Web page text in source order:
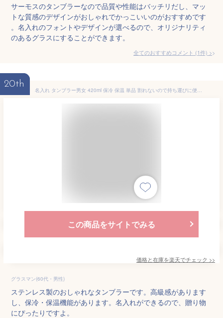
サーモスのタンブラーなので品質や性能はバッチリだし、マッ
トな質感のデザインがおしゃれでかっこいいのがおすすめです
。名入れのフォントやデザインが選べるので、オリジナリティ
のあるグラスにすることができます。
全てのおすすめコメント (1件) >
20th
名入れ タンブラー男女 420ml 保冷 保温 単品 割れないので持ち運びに便利 ピンクゴールド ブルー 送料無料 パステルカラー 保温 保冷 ステンレス製 魔法びん構造 /結婚/クリスマス/保温/保冷/ギフト/お祝い/プレゼント/記念日/ビール/カクテル/敬老の日/父の日/母の日
この商品をサイトでみる
価格と在庫を楽天でチェック >>
グラスマン(60代・男性)
ステンレス製のおしゃれなタンブラーです。高級感があります
し、保冷・保温機能があります。名入れができるので、贈り物
にぴったりですよ。